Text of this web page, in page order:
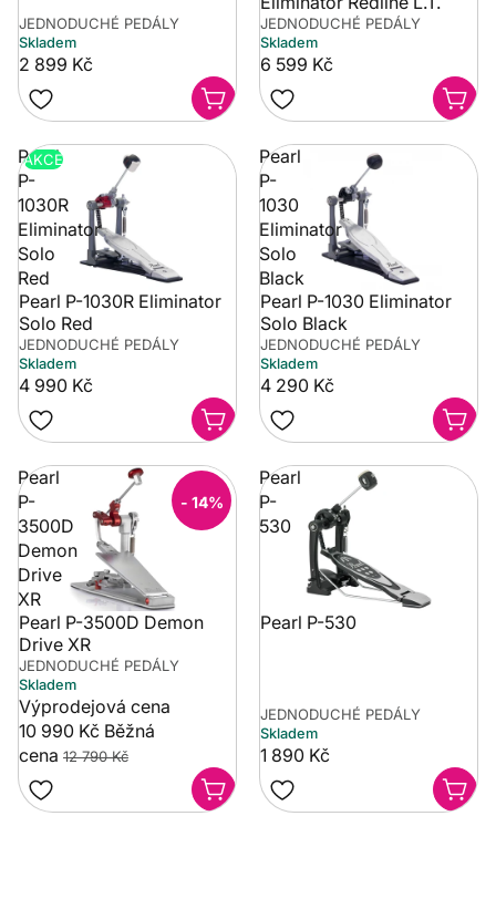
JEDNODUCHÉ PEDÁLY
Skladem
2 899 Kč
JEDNODUCHÉ PEDÁLY
Skladem
6 599 Kč
Pearl
P-
1030R
Eliminator
Solo
Red
AKCE
Pearl P-1030R Eliminator
Solo Red
JEDNODUCHÉ PEDÁLY
Skladem
4 990 Kč
Pearl
P-
1030
Eliminator
Solo
Black
Pearl P-1030 Eliminator
Solo Black
JEDNODUCHÉ PEDÁLY
Skladem
4 290 Kč
Pearl
P-
3500D
Demon
Drive
XR
- 14%
Pearl P-3500D Demon
Drive XR
JEDNODUCHÉ PEDÁLY
Skladem
Výprodejová cena
10 990 Kč Běžná
cena 12 790 Kč
Pearl
P-
530
Pearl P-530
JEDNODUCHÉ PEDÁLY
Skladem
1 890 Kč